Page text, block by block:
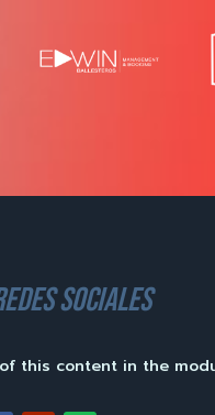
sociales
this content in the